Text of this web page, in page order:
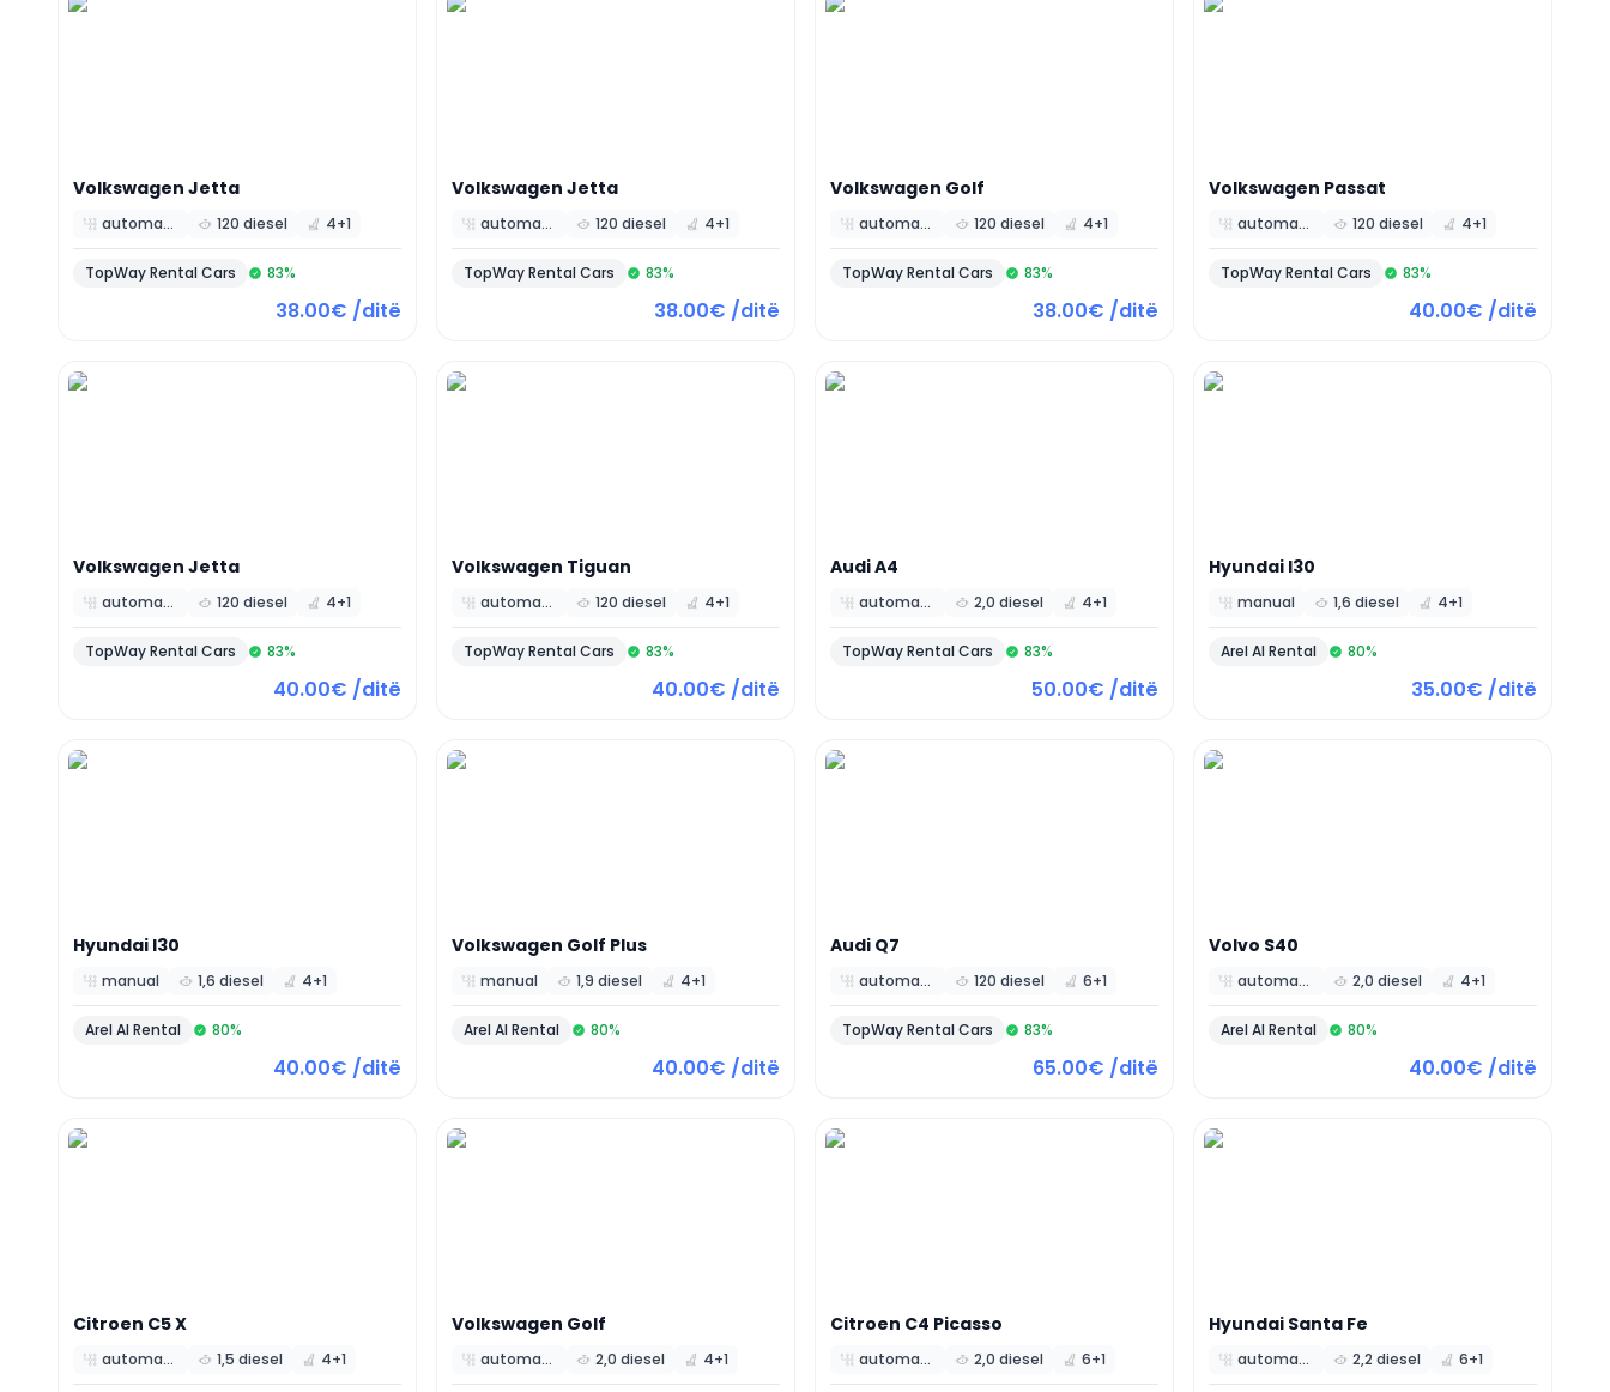
Volkswagen Jetta
automatic 120 diesel 4+1
TopWay Rental Cars 83%
38.00€ /ditë
Volkswagen Jetta
automatic 120 diesel 4+1
TopWay Rental Cars 83%
38.00€ /ditë
Volkswagen Golf
automatic 120 diesel 4+1
TopWay Rental Cars 83%
38.00€ /ditë
Volkswagen Passat
automatic 120 diesel 4+1
TopWay Rental Cars 83%
40.00€ /ditë
Volkswagen Jetta
automatic 120 diesel 4+1
TopWay Rental Cars 83%
40.00€ /ditë
Volkswagen Tiguan
automatic 120 diesel 4+1
TopWay Rental Cars 83%
40.00€ /ditë
AudiA4
automatic 2,0 diesel 4+1
TopWay Rental Cars 83%
50.00€ /ditë
Hyundai I30
manual 1,6 diesel 4+1
Arel Al Rental 80%
35.00€ /ditë
Hyundai I30
manual 1,6 diesel 4+1
Arel Al Rental 80%
40.00€ /ditë
Volkswagen Golf Plus
manual 1,9 diesel 4+1
Arel Al Rental 80%
40.00€ /ditë
Audi Q7
automatic 120 diesel 6+1
TopWay Rental Cars 83%
65.00€ /ditë
Volvo S40
automatic 2,0 diesel 4+1
Arel Al Rental 80%
40.00€ /ditë
Citroen C5 X
automatic 1,5 diesel 4+1
Volkswagen Golf
automatic 2,0 diesel 4+1
Citroen C4 Picasso
automatic 2,0 diesel 6+1
Hyundai Santa Fe
automatic 2,2 diesel 6+1